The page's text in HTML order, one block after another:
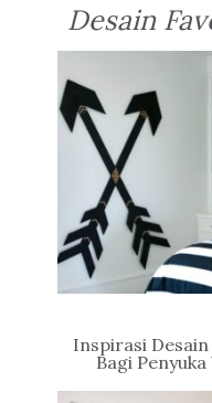
Desain
Inspirasi
Bagi